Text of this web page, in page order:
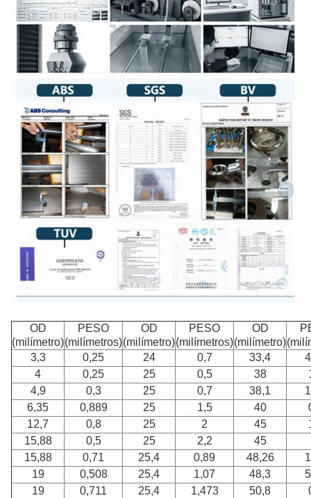
OD
(milímetro)
PESO
(milímetros)
OD
(milímetro)
PESO
(milímetros)
OD
(milímetro)
3,3
0,25 24 0,7 33,4
4
0,25 25 0,5 38
4,9
0,3 25 0,7 38,1
6,35
0,889 25 1,5 40
12,7
0,8 25 2 45
15,88
0,5 25 2,2
45
15,88
0,71 25,4 0,89 48,26
19
0,508 25,4 1,07 48,3
19
0,711 25,4 1,473 50,8